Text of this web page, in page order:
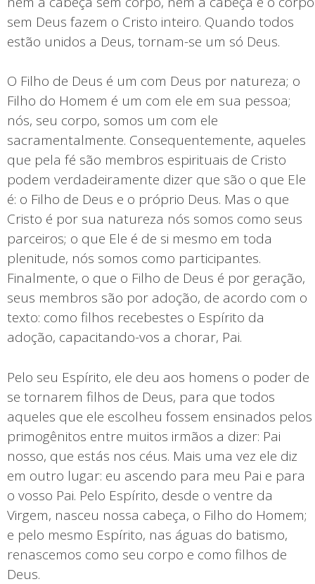
sem Deus fazem o Cristo inteiro. Quando todos
estão unidos a Deus, tornam-se um só Deus.
O Filho de Deus é um com Deus por natureza; o
Filho do Homem é um com ele em sua pessoa;
nós, seu corpo, somos um com ele
sacramentalmente. Consequentemente, aqueles
que pela fé são membros espirituais de Cristo
podem verdadeiramente dizer que são o que Ele
é: o Filho de Deus e o próprio Deus. Mas o que
Cristo é por sua natureza nós somos como seus
parceiros; o que Ele é de si mesmo em toda
plenitude, nós somos como participantes.
Finalmente, o que o Filho de Deus é por geração,
seus membros são por adoção, de acordo com o
texto: como filhos recebestes o Espírito da
adoção, capacitando-vos a chorar, Pai.
Pelo seu Espírito, ele deu aos homens o poder de
se tornarem filhos de Deus, para que todos
aqueles que ele escolheu fossem ensinados pelos
primogênitos entre muitos irmãos a dizer: Pai
nosso, que estás nos céus. Mais uma vez ele diz
em outro lugar: eu ascendo para meu Pai e para
o vosso Pai. Pelo Espírito, desde o ventre da
Virgem, nasceu nossa cabeça, o Filho do Homem;
e pelo mesmo Espírito, nas águas do batismo,
renascemos como seu corpo e como filhos de
Deus.